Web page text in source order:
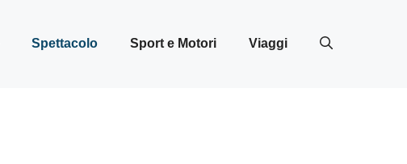
Spettacolo Sport e Motori Viaggi